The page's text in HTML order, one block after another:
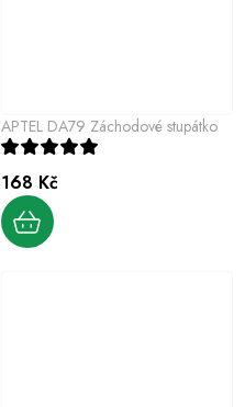
APTEL DA79 Záchodové stupátko
168 Kč